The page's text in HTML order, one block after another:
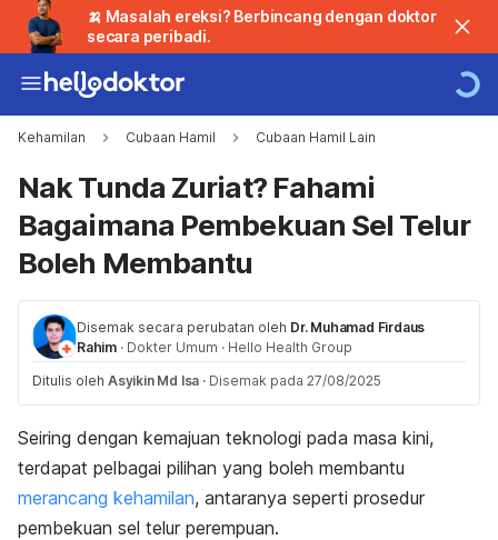
🍌 Masalah ereksi? Berbincang dengan doktor
secara peribadi.
Kehamilan Cubaan Hamil Cubaan Hamil Lain
Nak Tunda Zuriat? Fahami
Bagaimana Pembekuan Sel Telur
Boleh Membantu
Disemak secara perubatan oleh Dr. Muhamad Firdaus
Rahim · Dokter Umum · Hello Health Group
Ditulis oleh Asyikin Md Isa · Disemak pada 27/08/2025
Seiring dengan kemajuan teknologi pada masa kini,
terdapat pelbagai pilihan yang boleh membantu
merancang kehamilan, antaranya seperti prosedur
pembekuan sel telur perempuan.